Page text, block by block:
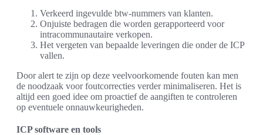
Verkeerd ingevulde btw-nummers van klanten.
Onjuiste bedragen die worden gerapporteerd voor
intracommunautaire verkopen.
Het vergeten van bepaalde leveringen die onder de ICP
vallen.
Door alert te zijn op deze veelvoorkomende fouten kan men
de noodzaak voor foutcorrecties verder minimaliseren. Het is
altijd een goed idee om proactief de aangiften te controleren
op eventuele onnauwkeurigheden.
ICP software en tools